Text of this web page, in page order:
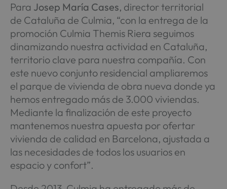
Para Josep María Cases, director territorial
de Cataluña de Culmia, “con la entrega de la
promoción Culmia Themis Riera seguimos
dinamizando nuestra actividad en Cataluña,
territorio clave para nuestra compañía. Con
este nuevo conjunto residencial ampliaremos
el parque de vivienda de obra nueva donde ya
hemos entregado más de 3.000 viviendas.
Mediante la finalización de este proyecto
mantenemos nuestra apuesta por ofertar
vivienda de calidad en Barcelona, ajustada a
las necesidades de todos los usuarios en
espacio y confort”.